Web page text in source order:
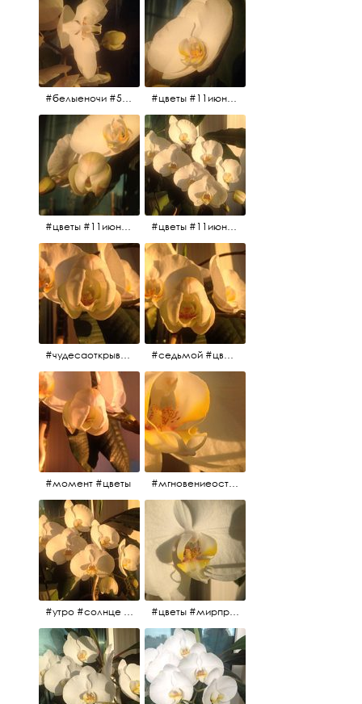
#белыеночи #5утра #11июня2017 #цветы #цветы #11июня2017 #5утра #белыеночи
#цветы #11июня2017 #цветы #11июня2017
#чудесаоткрываются #красота #чудоприроды #нежность #цветы #прекрасное #седьмой #цветы #жизньналоджии
#момент #цветы #мгновениеостановись #прекрасныймомент #жаждарасцвета
#утро #солнце #белыеночи2017 #санктпетербург #цветы #седьмойпошёл #цветы #мирпрекрасен #пятьутра